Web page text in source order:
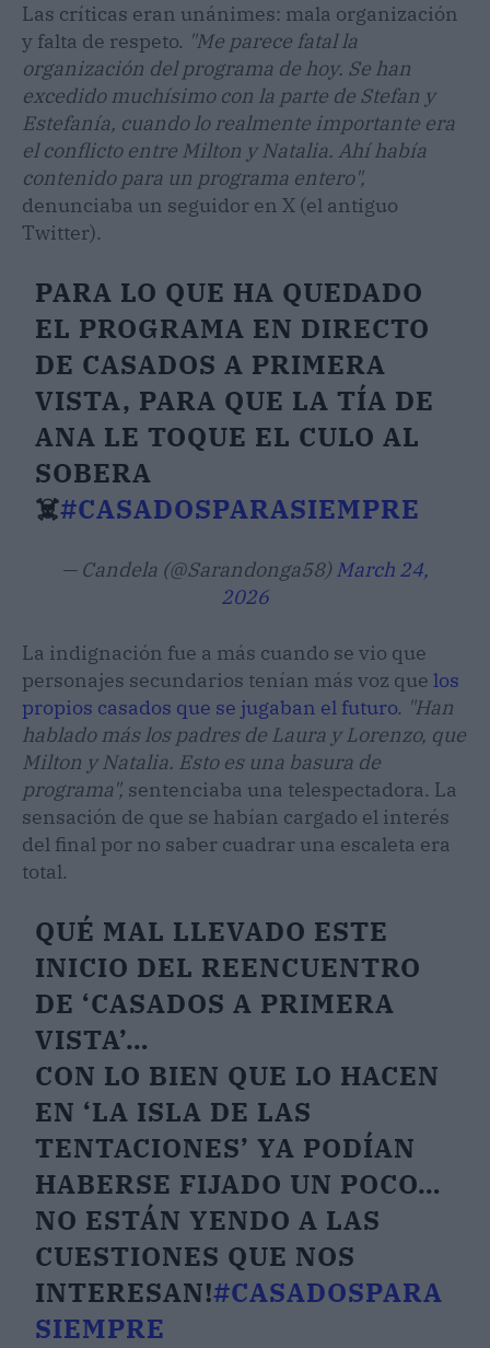
Las críticas eran unánimes: mala organización
y falta de respeto. "Me parece fatal la
organización del programa de hoy. Se han
excedido muchísimo con la parte de Stefan y
Estefanía, cuando lo realmente importante era
el conflicto entre Milton y Natalia. Ahí había
contenido para un programa entero",
denunciaba un seguidor en X (el antiguo
Twitter).
PARA LO QUE HA QUEDADO
EL PROGRAMA EN DIRECTO
DE CASADOS A PRIMERA
VISTA, PARA QUE LA TÍA DE
ANA LE TOQUE EL CULO AL
SOBERA
☠️#CASADOSPARASIEMPRE
— Candela (@Sarandonga58) March 24,
2026
La indignación fue a más cuando se vio que
personajes secundarios tenían más voz que los
propios casados que se jugaban el futuro. "Han
hablado más los padres de Laura y Lorenzo, que
Milton y Natalia. Esto es una basura de
programa", sentenciaba una telespectadora. La
sensación de que se habían cargado el interés
del final por no saber cuadrar una escaleta era
total.
QUÉ MAL LLEVADO ESTE
INICIO DEL REENCUENTRO
DE ‘CASADOS A PRIMERA
VISTA’…
CON LO BIEN QUE LO HACEN
EN ‘LA ISLA DE LAS
TENTACIONES’ YA PODÍAN
HABERSE FIJADO UN POCO…
NO ESTÁN YENDO A LAS
CUESTIONES QUE NOS
INTERESAN!#CASADOSPARA
SIEMPRE